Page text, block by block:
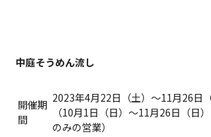
中庭そうめん流し
開催期
間
2023年4月22日（土）～11月26日
（10月1日（日）〜11月26日（日
のみの営業）